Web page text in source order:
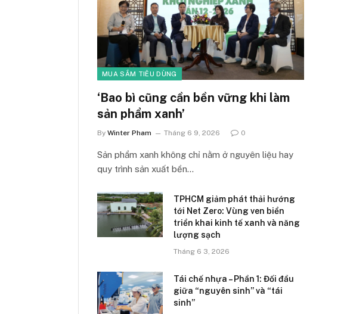
MUA SẮM TIÊU DÙNG
‘Bao bì cũng cần bền vững khi làm
sản phẩm xanh’
By Winter Pham Tháng 6 9, 2026 0
Sản phẩm xanh không chỉ nằm ở nguyên liệu hay
quy trình sản xuất bền…
TPHCM giảm phát thải hướng
tới Net Zero: Vùng ven biển
triển khai kinh tế xanh và năng
lượng sạch
Tháng 6 3, 2026
Tái chế nhựa – Phần 1: Đối đầu
giữa “nguyên sinh” và “tái
sinh”